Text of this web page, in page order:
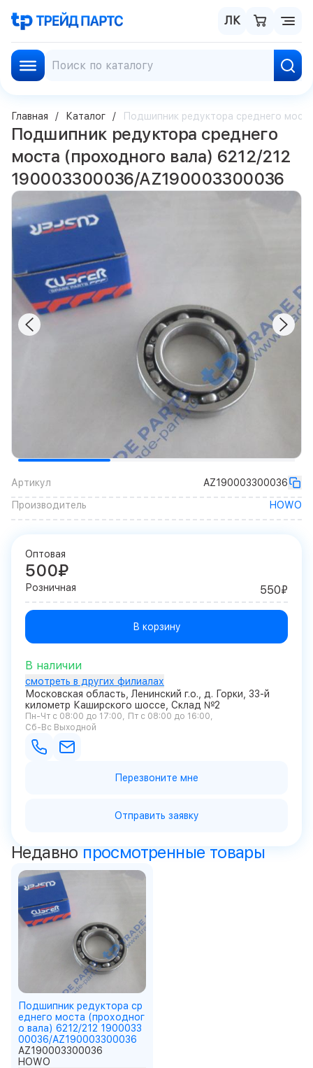
ЛК
Главная Каталог Подшипник редуктора среднего
Подшипник редуктора среднего
моста (проходного вала) 6212/212
190003300036/AZ190003300036
Артикул
AZ190003300036
Производитель
HOWO
Оптовая
500₽
Розничная 550₽
В корзину
В наличии
смотреть в других филиалах
Московская область, Ленинский г.о., д. Горки, 33-й
километр Каширского шоссе, Склад №2
Пн-Чт с 08:00 до 17:00
Пт с 08:00 до 16:00
Сб-Вс Выходной
Перезвоните мне
Отправить заявку
Недавно просмотренные товары
Подшипник редуктора ср
еднего моста (проходног
о вала) 6212/212 1900033
00036/AZ190003300036
AZ190003300036
HOWO